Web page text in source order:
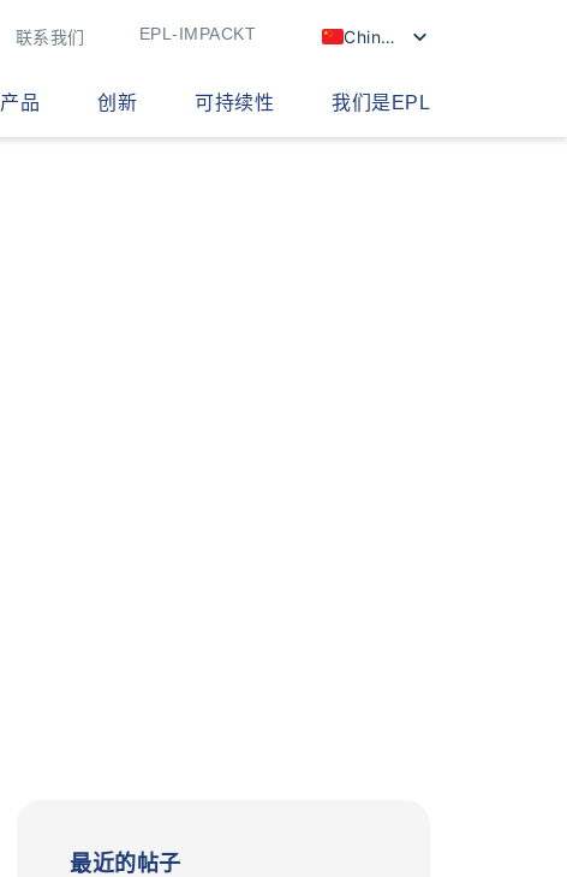
联系我们 EPL-IMPACKT Chinese
产品 创新 可持续性 我们是EPL
最近的帖子